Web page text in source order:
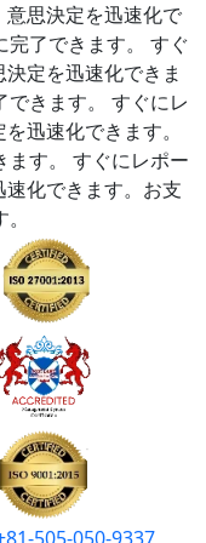
思決定を迅速化で
了できます。
すぐ
定を迅速化できま
きます。
すぐにレ
迅速化できます。
す。
すぐにレポー
速化できます。お支